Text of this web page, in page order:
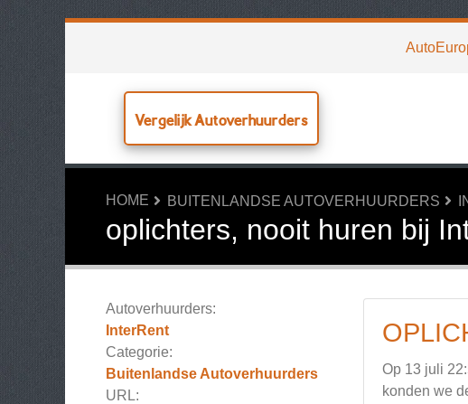
Vergelijk Autoverhuurders
HOME BUITENLANDSE AUTOVERHUURDERS
oplichters, nooit huren bij
Autoverhuurders:
InterRent
Categorie:
Buitenlandse Autoverhuurders
URL:
Op 13 juli
konden we